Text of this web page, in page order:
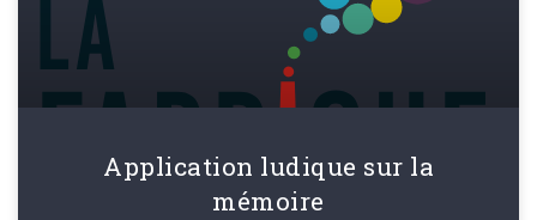
Application ludique sur la
mémoire